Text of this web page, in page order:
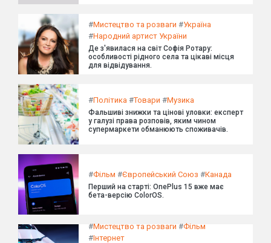
#Мистецтво та розваги #Україна
#Народний артист України
Де з'явилася на світ Софія Ротару:
особливості рідного села та цікаві місця
для відвідування.
#Політика #Товари #Музика
Фальшиві знижки та цінові уловки: експерт
у галузі права розповів, яким чином
супермаркети обманюють споживачів.
#Фільм #Європейський Союз #Канада
Перший на старті: OnePlus 15 вже має
бета-версію ColorOS.
#Мистецтво та розваги #Фільм
#Інтернет